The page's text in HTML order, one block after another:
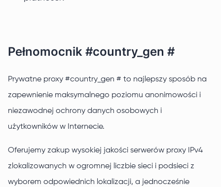
Pełnomocnik #country_gen #
Prywatne proxy #country_gen # to najlepszy sposób na
zapewnienie maksymalnego poziomu anonimowości i
niezawodnej ochrony danych osobowych i
użytkowników w Internecie.
Oferujemy zakup wysokiej jakości serwerów proxy IPv4
zlokalizowanych w ogromnej liczbie sieci i podsieci z
wyborem odpowiednich lokalizacji, a jednocześnie